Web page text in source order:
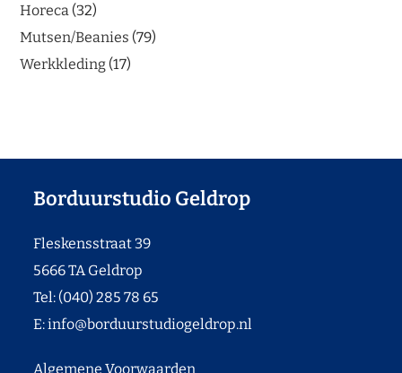
Horeca 32
Mutsen/Beanies 79
Werkkleding 17
Borduurstudio Geldrop
Fleskensstraat 39
5666 TA Geldrop
Tel: (040) 285 78 65
E:info@borduurstudiogeldrop.nl
Algemene Voorwaarden